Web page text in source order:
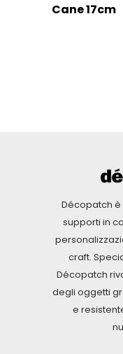
Cane 17cm
Décopatch
supporti in
craft.
Décopatch
degli oggetti
e